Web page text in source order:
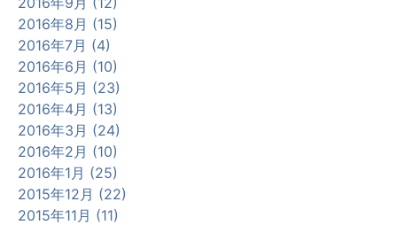
2016年8月 (15)
2016年7月 (4)
2016年6月 (10)
2016年5月 (23)
2016年4月 (13)
2016年3月 (24)
2016年2月 (10)
2016年1月 (25)
2015年12月 (22)
2015年11月 (11)